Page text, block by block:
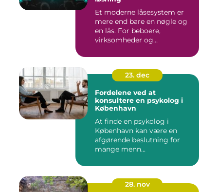
Et moderne låsesystem er
mere end bare en nøgle og
en lås. For beboere,
virksomheder og
23. dec
Fordelene ved at
konsultere en psykolog i
København
At finde en psykolog i
København kan være en
afgørende beslutning for
mange menn...
28. nov